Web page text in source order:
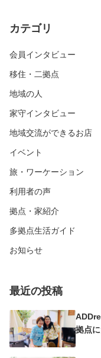
カテゴリ
会員インタビュー
移住・二拠点
地域の人
家守インタビュー
地域交流ができるお店
イベント
旅・ワーケーション
利用者の声
拠点・家紹介
多拠点生活ガイド
お知らせ
最近の投稿
拠点